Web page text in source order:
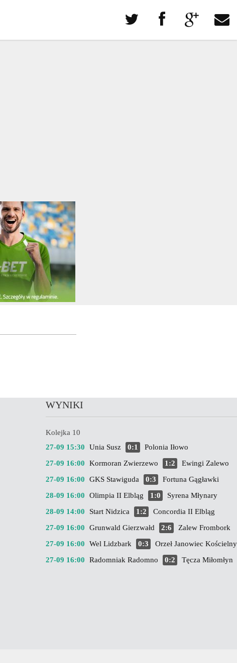
WYNIKI
Kolejka 10
27-09 15:30
Unia Susz 0:1
Polonia Iłowo
27-09 16:00
Kormoran Zwierzewo 1:2
Ewingi Zalewo
27-09 16:00
GKS Stawiguda 0:3
Fortuna Gągławki
28-09 16:00
Olimpia II Elbląg 1:0
Syrena Młynary
28-09 14:00
Start Nidzica 1:2
Concordia II Elbląg
27-09 16:00
Grunwald Gierzwałd 2:6
Zalew Frombork
27-09 16:00
Wel Lidzbark 0:3
Orzeł Janowiec Kościelny
27-09 16:00
Radomniak Radomno 0:2 Tęcza Miłomłyn